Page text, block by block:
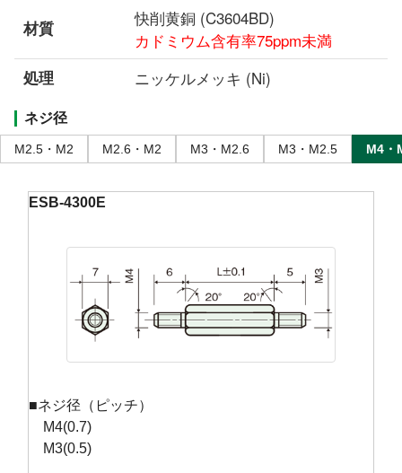
材質
快削黄銅 (C3604BD)
カドミウム含有率75ppm未満
処理 ニッケルメッキ (Ni)
ネジ径
M2.5・M2 M2.6・M2 M3・M2.6 M3・M2.5 M4・
ESB-4300E
■ネジ径（ピッチ）
M4(0.7)
M3(0.5)